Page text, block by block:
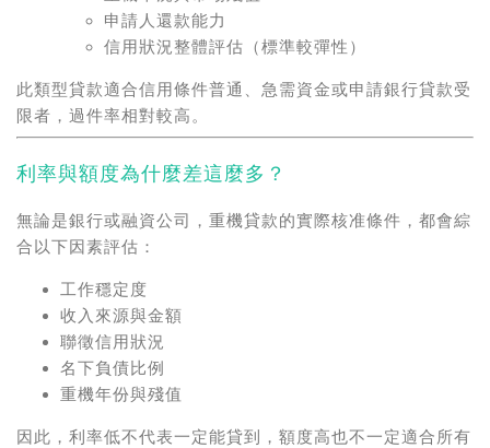
申請人還款能力
信用狀況整體評估（標準較彈性）
此類型貸款適合信用條件普通、急需資金或申請銀行貸款受
限者，過件率相對較高。
利率與額度為什麼差這麼多？
無論是銀行或融資公司，重機貸款的實際核准條件，都會綜
合以下因素評估：
工作穩定度
收入來源與金額
聯徵信用狀況
名下負債比例
重機年份與殘值
因此，利率低不代表一定能貸到，額度高也不一定適合所有